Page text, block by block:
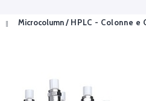
Microcolumn / HPLC - Colonne e